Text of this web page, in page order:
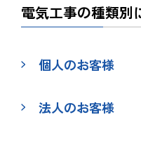
電気工事の種類別
個人のお客様
法人のお客様